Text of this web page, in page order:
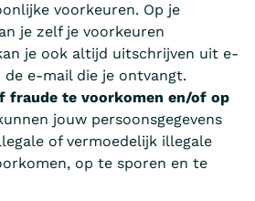
voorkeuren. Op je
je zelf je voorkeuren
je ook altijd uitschrijven uit e-
de e-mail die je ontvangt.
fraude te voorkomen en/of op
jouw persoonsgegevens
of vermoedelijk illegale
op te sporen en te